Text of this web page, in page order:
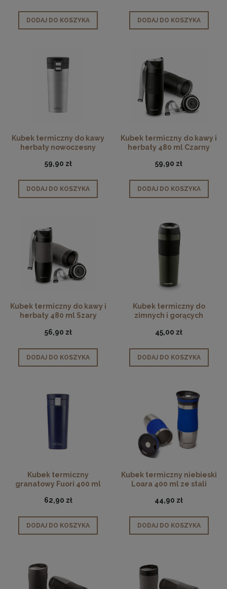
DODAJ DO KOSZYKA DODAJ DO KOSZYKA
Kubek termiczny do kawy
herbaty nowoczesny
59,90 zł
DODAJ DO KOSZYKA
Kubek termiczny do kawy i
herbaty 480 ml Czarny
59,90 zł
DODAJ DO KOSZYKA
Kubek termiczny do kawy i
herbaty 480 ml Szary
56,90 zł
DODAJ DO KOSZYKA
Kubek termiczny do
zimnych i gorących
450ml
45,00 zł
DODAJ DO KOSZYKA
Kubek termiczny
granatowy Fuori 400 ml
62,90 zł
DODAJ DO KOSZYKA
Kubek termiczny niebieski
Loara 400 ml ze stali
44,90 zł
DODAJ DO KOSZYKA